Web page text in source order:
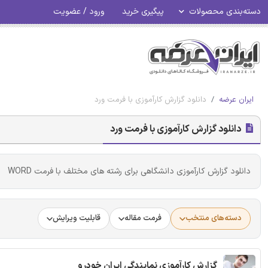
دسته‌بندی محصولات پیگیری خرید ورود / عضویت
ایران عرضه دانلود گزارش کارآموزی با فرمت ورد
دانلود گزارش کارآموزی با فرمت ورد
دانلود گزارش کارآموزی دانشگاهی برای رشته های مختلف با فرمت WORD
دسته‌های منتخب فرمت مقاله قابلیت ویرایش